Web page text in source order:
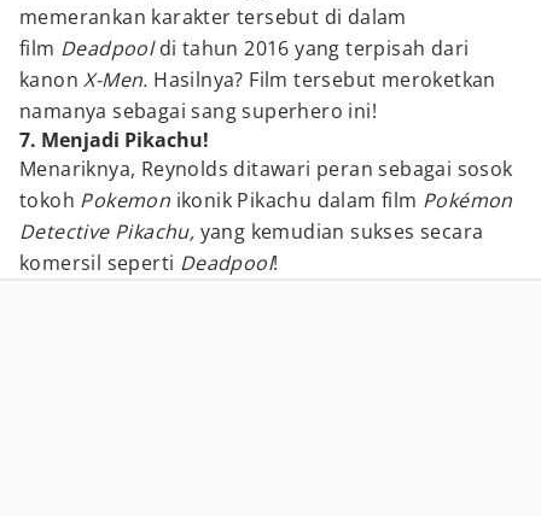
memerankan karakter tersebut di dalam
film Deadpooldi tahun 2016 yang terpisah dari
kanonX-Men. Hasilnya? Film tersebut meroketkan
namanya sebagai sang superhero ini!
7. Menjadi Pikachu!
Menariknya, Reynolds ditawari peran sebagai sosok
tokoh Pokemon ikonik Pikachu dalam film Pokémon
Detective Pikachu, yang kemudian sukses secara
komersil seperti Deadpool!